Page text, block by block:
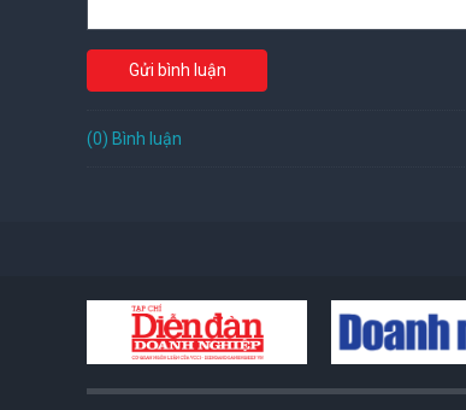
Gửi bình luận
(0) Bình luận